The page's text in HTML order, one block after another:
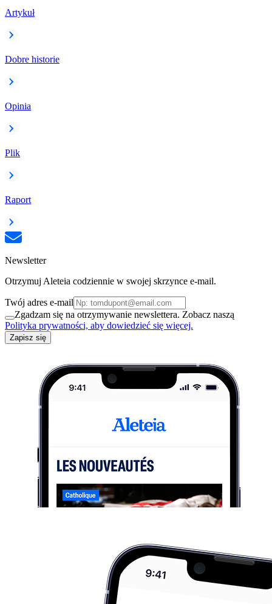
Artykuł
Dobre historie
Opinia
Plik
Raport
Newsletter
Otrzymuj Aleteia codziennie w swojej skrzynce e-mail.
Twój adres e-mail
Zgadzam się na otrzymywanie newslettera. Zobacz naszą
Polityka prywatności, aby dowiedzieć się więcej.
Zapisz się